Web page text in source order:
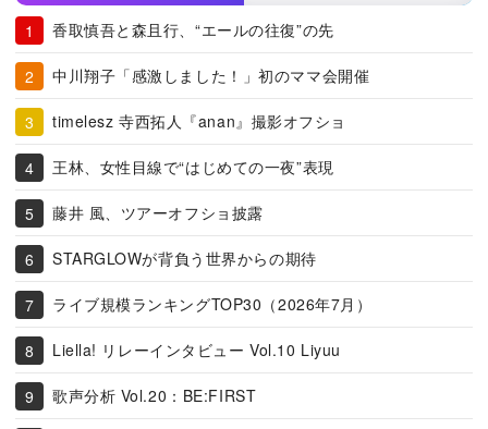
香取慎吾と森且行、“エールの往復”の先
中川翔子「感激しました！」初のママ会開催
timelesz 寺西拓人『anan』撮影オフショ
王林、女性目線で“はじめての一夜”表現
藤井 風、ツアーオフショ披露
STARGLOWが背負う世界からの期待
ライブ規模ランキングTOP30（2026年7月）
Liella! リレーインタビュー Vol.10 Liyuu
歌声分析 Vol.20：BE:FIRST